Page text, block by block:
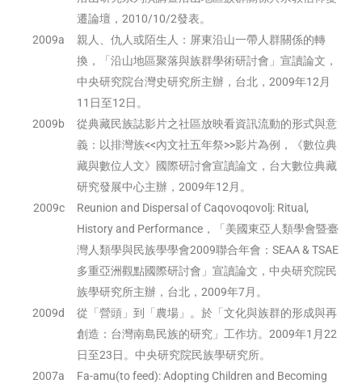
遷論壇，2010/10/2發表。
2009a
親人、仇人或陌生人：屏東沿山一帶人群關係的轉
換，「沿山地區聚落與族群學術研討會」宣讀論文，
中央研究院台灣史研究所主辦，台北，2009年12月
11日至12日。
2009b
從典藏民族誌影片之社區放映看資訊流動的形式與意
義：以排灣族<<內文社五年祭>>影片為例，《數位典
藏與數位人文》國際研討會宣讀論文，台大數位典藏
研究發展中心主辦，2009年12月。
2009c
Reunion and Dispersal of Caqovoqovolj: Ritual,
History and Performance，「美國東亞人類學會暨臺
灣人類學與民族學學會2009聯合年會：SEAA & TSAE
多重亞洲觀點國際研討會」宣讀論文，中央研究院民
族學研究所主辦，台北，2009年7月。
2009d
從「營頭」到「農場」。於「文化與族群的形成與再
創造：台灣南島民族的研究」工作坊。2009年1月22
日至23日。中央研究院民族學研究所。
2007a
Fa-amu(to feed): Adopting Children and Becoming